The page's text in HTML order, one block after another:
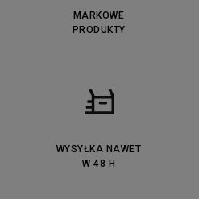
MARKOWE
PRODUKTY
WYSYŁKA NAWET
W 48 H